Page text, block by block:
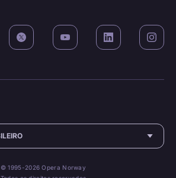
© 1995-2026 Opera Norway